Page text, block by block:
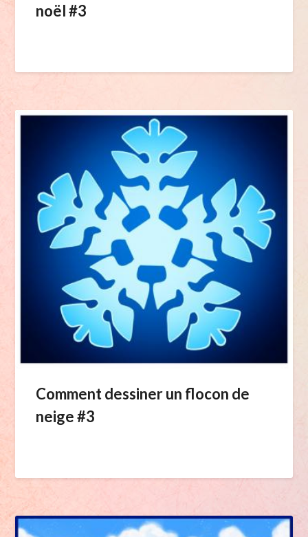
noël #3
Comment dessiner un flocon de
neige #3